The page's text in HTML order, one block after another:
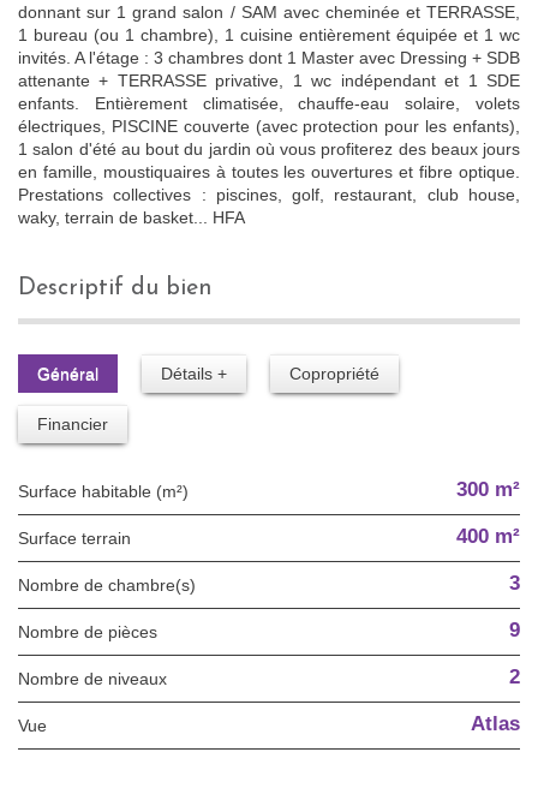
donnant sur 1 grand salon / SAM avec cheminée et TERRASSE,
1 bureau (ou 1 chambre), 1 cuisine entièrement équipée et 1 wc
invités. A l'étage : 3 chambres dont 1 Master avec Dressing + SDB
attenante + TERRASSE privative, 1 wc indépendant et 1 SDE
enfants. Entièrement climatisée, chauffe-eau solaire, volets
électriques, PISCINE couverte (avec protection pour les enfants),
1 salon d'été au bout du jardin où vous profiterez des beaux jours
en famille, moustiquaires à toutes les ouvertures et fibre optique.
Prestations collectives : piscines, golf, restaurant, club house,
waky, terrain de basket... HFA
descriptif du bien
Général Détails + Copropriété
Financier
Surface habitable (m²) 300 m²
surface terrain 400 m²
Nombre de chambre(s) 3
Nombre de pièces 9
Nombre de niveaux 2
Vue Atlas